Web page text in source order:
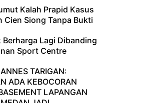
Kalah Prapid Kasus
Cien Siong Tanpa Bukti
Berharga Lagi Dibanding
Sport Centre
TARIGAN:
ADA KEBOCORAN
LAPANGAN